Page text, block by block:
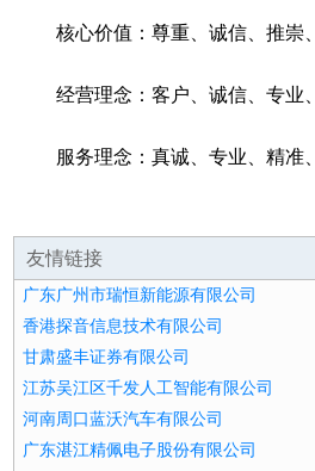
核心价值：尊重、诚信、推崇
经营理念：客户、诚信、专业
服务理念：真诚、专业、精准
友情链接
广东广州市瑞恒新能源有限公司
香港探音信息技术有限公司
甘肃盛丰证券有限公司
江苏吴江区千发人工智能有限公司
河南周口蓝沃汽车有限公司
广东湛江精佩电子股份有限公司